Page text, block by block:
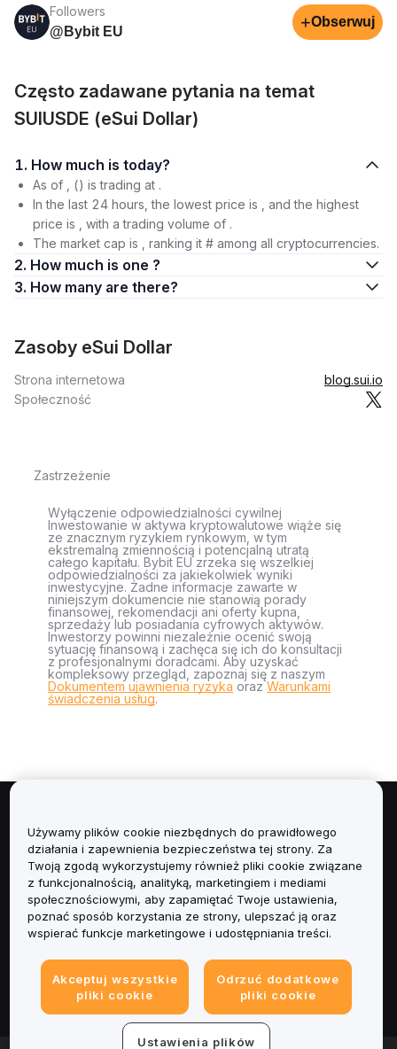
Followers
@Bybit EU
+Obserwuj
Często zadawane pytania na temat
SUIUSDE (eSui Dollar)
1. How much is today?
As of , () is trading at .
In the last 24 hours, the lowest price is , and the highest
price is , with a trading volume of .
The market cap is , ranking it # among all cryptocurrencies.
2. How much is one ?
3. How many are there?
Zasoby eSui Dollar
Strona internetowa
blog.sui.io
Społeczność
Zastrzeżenie
Wyłączenie odpowiedzialności cywilnej
Inwestowanie w aktywa kryptowalutowe wiąże się
ze znacznym ryzykiem rynkowym, w tym
ekstremalną zmiennością i potencjalną utratą
całego kapitału. Bybit EU zrzeka się wszelkiej
odpowiedzialności za jakiekolwiek wyniki
inwestycyjne. Żadne informacje zawarte w
niniejszym dokumencie nie stanowią porady
finansowej, rekomendacji ani oferty kupna,
sprzedaży lub posiadania cyfrowych aktywów.
Inwestorzy powinni niezależnie ocenić swoją
sytuację finansową i zachęca się ich do konsultacji
z profesjonalnymi doradcami. Aby uzyskać
kompleksowy przegląd, zapoznaj się z naszym
Dokumentem ujawnienia ryzyka orazWarunkami
świadczenia usług.
Informacje
Usługi
Obsługa Klienta
Informacje prawne
Używamy plików cookie niezbędnych do prawidłowego
działania i zapewnienia bezpieczeństwa tej strony. Za
Twoją zgodą wykorzystujemy również pliki cookie związane
z funkcjonalnością, analityką, marketingiem i mediami
społecznościowymi, aby zapamiętać Twoje ustawienia,
poznać sposób korzystania ze strony, ulepszać ją oraz
wspierać funkcje marketingowe i udostępniania treści.
Akceptuj wszystkie
pliki cookie
Odrzuć dodatkowe
pliki cookie
Ustawienia plików